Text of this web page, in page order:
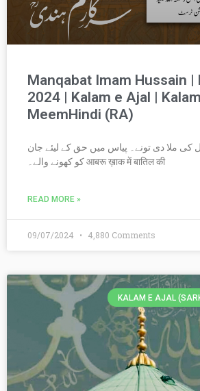
Manqabat Imam Hussain |
2024 | Kalam e Ajal |
MeemHindi (RA)
کی ملا دی تونے۔ پیاس میں حق کے لیئے جان
کو کھونے والے۔ आबरू ख़ाक में बातिल की
READ MORE »
09/07/2024 4,880 Comments
KALAM E AJAL